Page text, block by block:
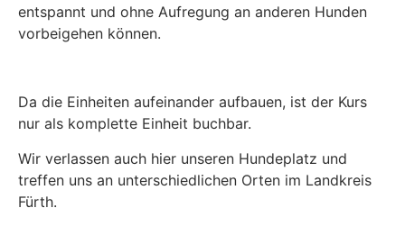
entspannt und ohne Aufregung an anderen Hunden
vorbeigehen können.
Da die Einheiten aufeinander aufbauen, ist der Kurs
nur als komplette Einheit buchbar.
Wir verlassen auch hier unseren Hundeplatz und
treffen uns an unterschiedlichen Orten im Landkreis
Fürth.